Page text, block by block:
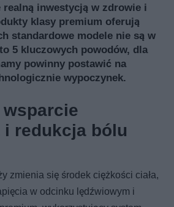
realną inwestycją w zdrowie i
klasy premium oferują
standardowe modele nie są w
5 kluczowych powodów, dla
powinny postawić na
wypoczynek.
i redukcja bólu
zmienia się środek ciężkości ciała,
w odcinku lędźwiowym i